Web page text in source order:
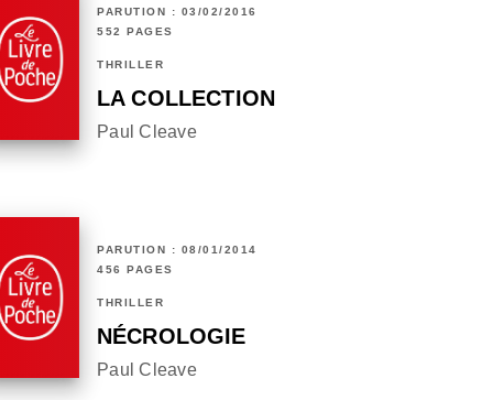
PARUTION : 03/02/2016
552 PAGES
THRILLER
LA COLLECTION
Paul Cleave
PARUTION : 08/01/2014
456 PAGES
THRILLER
NÉCROLOGIE
Paul Cleave